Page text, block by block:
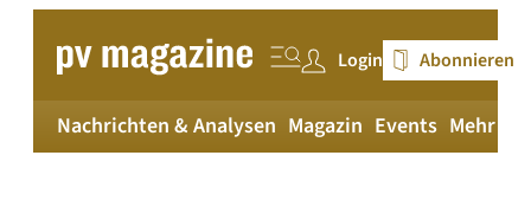
springen
Login Abonnieren
Nachrichten & Analysen Magazin Events Mehr